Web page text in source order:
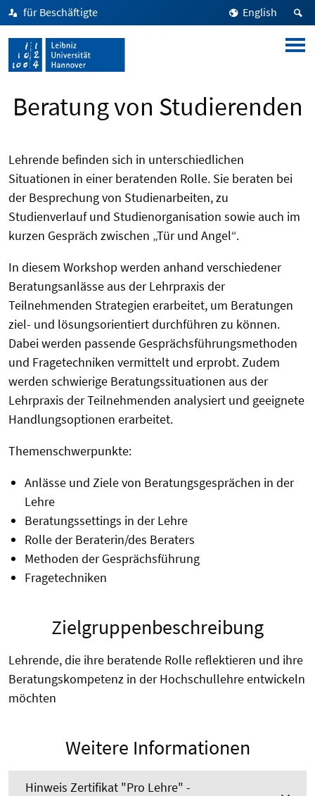
für Beschäftigte English
Beratung von Studierenden
Lehrende befinden sich in unterschiedlichen
Situationen in einer beratenden Rolle. Sie beraten bei
der Besprechung von Studienarbeiten, zu
Studienverlauf und Studienorganisation sowie auch im
kurzen Gespräch zwischen „Tür und Angel“.
In diesem Workshop werden anhand verschiedener
Beratungsanlässe aus der Lehrpraxis der
Teilnehmenden Strategien erarbeitet, um Beratungen
ziel- und lösungsorientiert durchführen zu können.
Dabei werden passende Gesprächsführungsmethoden
und Fragetechniken vermittelt und erprobt. Zudem
werden schwierige Beratungssituationen aus der
Lehrpraxis der Teilnehmenden analysiert und geeignete
Handlungsoptionen erarbeitet.
Themenschwerpunkte:
Anlässe und Ziele von Beratungsgesprächen in der
Lehre
Beratungssettings in der Lehre
Rolle der Beraterin/des Beraters
Methoden der Gesprächsführung
Fragetechniken
Zielgruppenbeschreibung
Lehrende, die ihre beratende Rolle reflektieren und ihre
Beratungskompetenz in der Hochschullehre entwickeln
möchten
Weitere Informationen
Hinweis Zertifikat "Pro Lehre" -